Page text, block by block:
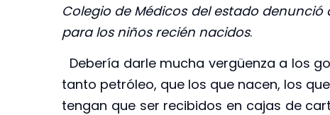
Colegio de Médicos del estado
para los niños recién nacidos.
Debería darle mucha vergüenza a los
tanto petróleo, que los que nacen, los
tengan que ser recibidos en cajas de